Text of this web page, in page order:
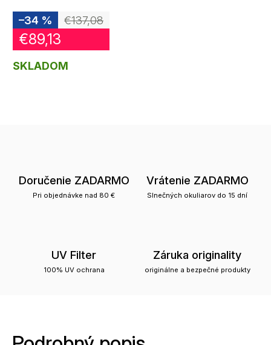
€137,08
–34 %
€89,13
SKLADOM
Doručenie ZADARMO
Pri objednávke nad 80 €
Vrátenie ZADARMO
Slnečných okuliarov do 15 dní
UV Filter
100% UV ochrana
Záruka originality
originálne a bezpečné produkty